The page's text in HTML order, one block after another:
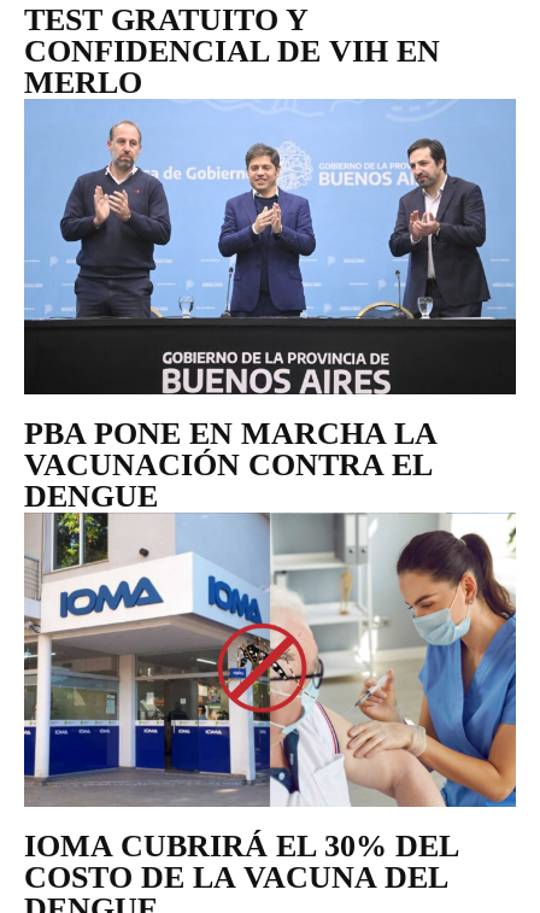
TEST GRATUITO Y
CONFIDENCIAL DE VIH EN
MERLO
PBA PONE EN MARCHA LA
VACUNACIÓN CONTRA EL
DENGUE
IOMA CUBRIRÁ EL 30% DEL
COSTO DE LA VACUNA DEL